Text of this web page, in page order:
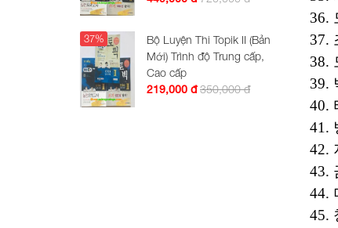
36.
37.
38.
39.
40.
41.
42.
43.
44.
45.
Bộ Luyện Thi Topik II (Bản
Mới) Trình độ Trung cấp,
Cao cấp
219,000 đ 350,000 đ
37%